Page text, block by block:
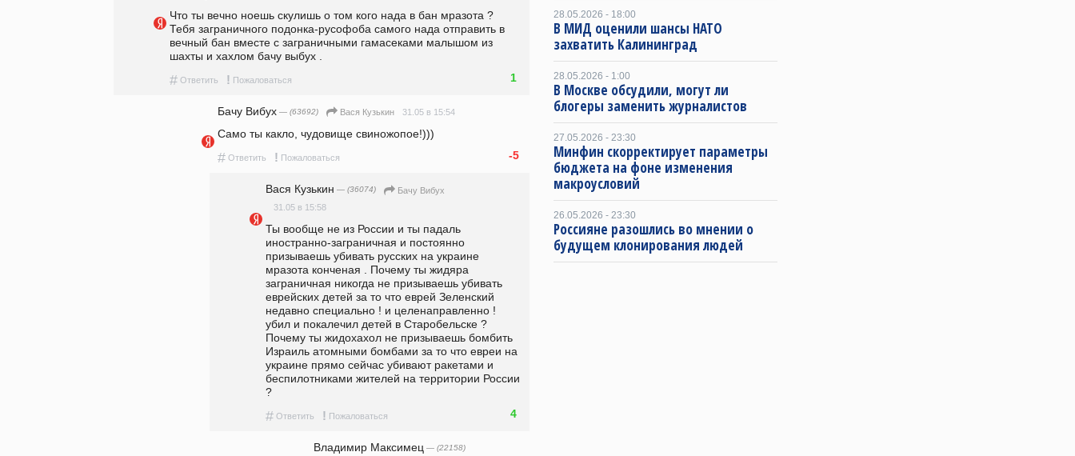
Что ты вечно ноешь скулишь о том кого нада в бан мразота ?
Тебя заграничного подонка-русофоба самого нада отправить в
вечный бан вместе с заграничными гамасеками малышом из
шахты и хахлом бачу выбух .
# Ответить ! Пожаловаться 1
Бачу Вибух — (63692) Вася Кузькин 31.05 в 15:54
Само ты какло, чудовище свиножопое!)))
# Ответить ! Пожаловаться -5
Вася Кузькин — (36074)
Бачу Вибух
31.05 в 15:58
Ты вообще не из России и ты падаль
иностранно-заграничная и постоянно
призываешь убивать русских на украине
мразота конченая . Почему ты жидяра
заграничная никогда не призываешь убивать
еврейских детей за то что еврей Зеленский
недавно специально ! и целенаправленно !
убил и покалечил детей в Старобельске ?
Почему ты жидохахол не призываешь бомбить
Израиль атомными бомбами за то что евреи на
украине прямо сейчас убивают ракетами и
беспилотниками жителей на территории России
?
# Ответить ! Пожаловаться 4
Владимир Максимец — (22158)
28.05.2026 - 18:00
В МИД оценили шансы НАТО
захватить Калининград
28.05.2026 - 1:00
В Москве обсудили, могут ли
блогеры заменить журналистов
27.05.2026 - 23:30
Минфин скорректирует параметры
бюджета на фоне изменения
макроусловий
26.05.2026 - 23:30
Россияне разошлись во мнении о
будущем клонирования людей